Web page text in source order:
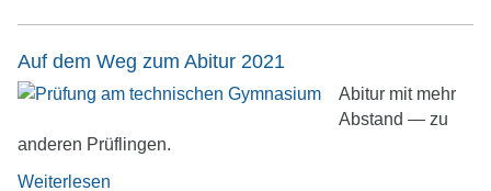
Auf dem Weg zum Abitur 2021
Abitur mit mehr
Abstand — zu
anderen Prüflingen.
Weiterlesen